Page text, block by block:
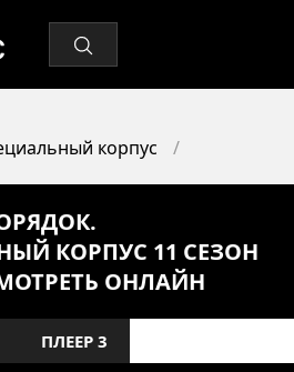
корпус
КОРПУС 11 СЕЗОН
ОНЛАЙН
ПЛЕЕР 3